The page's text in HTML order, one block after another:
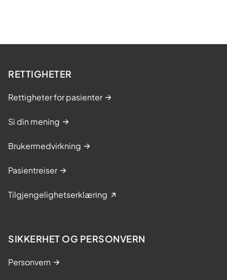
RETTIGHETER
Rettigheter for pasienter
Si din mening
Brukermedvirkning
Pasientreiser
Tilgjengelighetserklæring
SIKKERHET OG PERSONVERN
Personvern